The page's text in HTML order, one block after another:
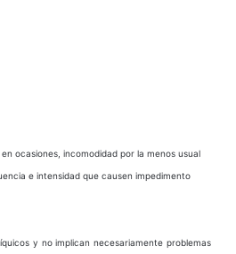
ocasiones, incomodidad por la menos usual
e intensidad que causen impedimento
y no implican necesariamente problemas